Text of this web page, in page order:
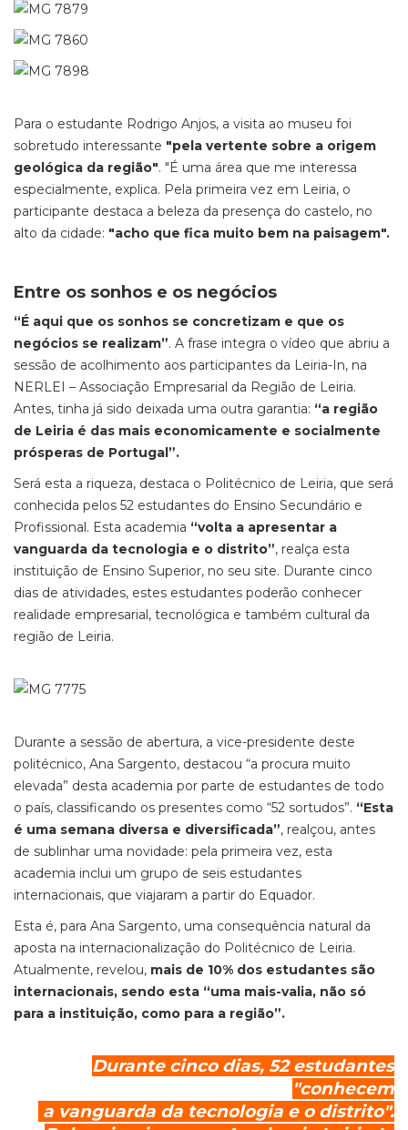
Para o estudante Rodrigo Anjos, a visita ao museu foi
sobretudo interessante "pela vertente sobre a origem
geológica da região". "É uma área que me interessa
especialmente, explica. Pela primeira vez em Leiria, o
participante destaca a beleza da presença do castelo, no
alto da cidade: "acho que fica muito bem na paisagem".
Entre os sonhos e os negócios
“É aqui que os sonhos se concretizam e que os
negócios se realizam”. A frase integra o vídeo que abriu a
sessão de acolhimento aos participantes da Leiria-In, na
NERLEI – Associação Empresarial da Região de Leiria.
Antes, tinha já sido deixada uma outra garantia: “a região
de Leiria é das mais economicamente e socialmente
prósperas de Portugal”.
Será esta a riqueza, destaca o Politécnico de Leiria, que será
conhecida pelos 52 estudantes do Ensino Secundário e
Profissional. Esta academia “volta a apresentar a
vanguarda da tecnologia e o distrito”, realça esta
instituição de Ensino Superior, no seu site. Durante cinco
dias de atividades, estes estudantes poderão conhecer
realidade empresarial, tecnológica e também cultural da
região de Leiria.
Durante a sessão de abertura, a vice-presidente deste
politécnico, Ana Sargento, destacou “a procura muito
elevada” desta academia por parte de estudantes de todo
o país, classificando os presentes como “52 sortudos”. “Esta
é uma semana diversa e diversificada”, realçou, antes
de sublinhar uma novidade: pela primeira vez, esta
academia inclui um grupo de seis estudantes
internacionais, que viajaram a partir do Equador.
Esta é, para Ana Sargento, uma consequência natural da
aposta na internacionalização do Politécnico de Leiria.
Atualmente, revelou, mais de 10% dos estudantes são
internacionais, sendo esta “uma mais-valia, não só
para a instituição, como para a região”.
Durante cinco dias, 52 estudantes
"conhecem
a vanguarda da tecnologia e o distrito".